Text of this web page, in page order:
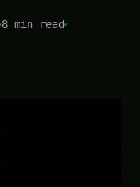
8 min read